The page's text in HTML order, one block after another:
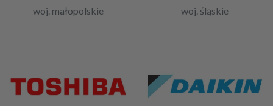
woj. małopolskie woj. śląskie